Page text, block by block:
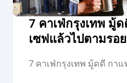
7 คาเฟ่กรุงเทพ มู้
เซฟแล้วไปตามรอ
7 คาเฟ่กรุงเทพ มู้ดดี กา